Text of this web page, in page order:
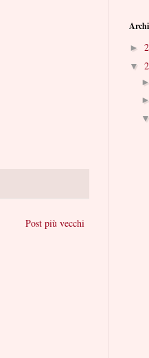
Post più vecchi
►
▼